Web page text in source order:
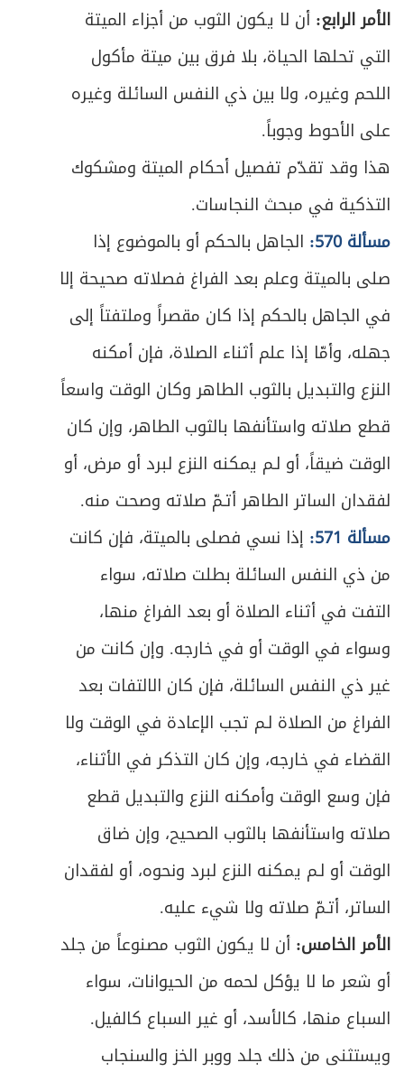
الأمر الرابع: أن لا يكون الثوب من أجزاء الميتة
التي تحلها الحياة، بلا فرق بين ميتة مأكول
اللحم وغيره، ولا بين ذي النفس السائلة وغيره
على الأحوط وجوباً.
هذا وقد تقدّم تفصيل أحكام الميتة ومشكوك
التذكية في مبحث النجاسات.
مسألة 570:
الجاهل بالحكم أو بالموضوع إذا
صلى بالميتة وعلم بعد الفراغ فصلاته صحيحة إلا
في الجاهل بالحكم إذا كان مقصراً وملتفتاً إلى
جهله، وأمّا إذا علم أثناء الصلاة، فإن أمكنه
النزع والتبديل بالثوب الطاهر وكان الوقت واسعاً
قطع صلاته واستأنفها بالثوب الطاهر، وإن كان
الوقت ضيقاً، أو لـم يمكنه النزع لبرد أو مرض، أو
لفقدان الساتر الطاهر أتـمّ صلاته وصحت منه.
مسألة 571:
إذا نسي فصلى بالميتة، فإن كانت
من ذي النفس السائلة بطلت صلاته، سواء
التفت في أثناء الصلاة أو بعد الفراغ منها،
وسواء في الوقت أو في خارجه. وإن كانت من
غير ذي النفس السائلة، فإن كان الالتفات بعد
الفراغ من الصلاة لـم تجب الإعادة في الوقت ولا
القضاء في خارجه، وإن كان التذكر في الأثناء،
فإن وسع الوقت وأمكنه النزع والتبديل قطع
صلاته واستأنفها بالثوب الصحيح، وإن ضاق
الوقت أو لـم يمكنه النزع لبرد ونحوه، أو لفقدان
الساتر، أتـمّ صلاته ولا شيء عليه.
الأمر الخامس: أن لا يكون الثوب مصنوعاً من جلد
أو شعر ما لا يؤكل لحمه من الحيوانات، سواء
السباع منها، كالأسد، أو غير السباع كالفيل.
ويستثنى من ذلك جلد ووبر الخز والسنجاب